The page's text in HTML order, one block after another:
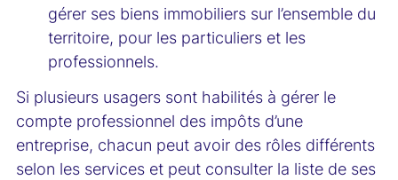
gérer ses biens immobiliers sur l’ensemble du
territoire, pour les particuliers et les
professionnels.
Si plusieurs usagers sont habilités à gérer le
compte professionnel des impôts d’une
entreprise, chacun peut avoir des rôles différents
selon les services et peut consulter la liste de ses